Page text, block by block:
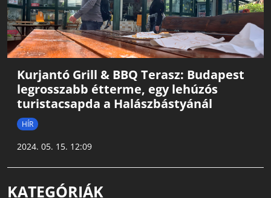
Kurjantó Grill & BBQ Terasz: Budapest
legrosszabb étterme, egy lehúzós
turistacsapda a Halászbástyánál
HÍR
2024. 05. 15. 12:09
KATEGÓRIÁK